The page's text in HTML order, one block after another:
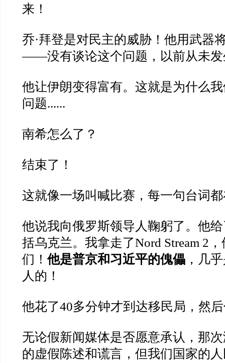
来！
乔·拜登是对民主的威胁！他用武器
——没有谈论这个问题，以前从未发
他让伊朗变得富有。这就是为什么
问题......
南希怎么了？
结束了！
这就像一场叫喊比赛，每一句台词
他说我向俄罗斯领导人鞠躬了。他
括乌克兰。我拿走了Nord Stream 2
们！他是普京和习近平的傀儡 ，几
人的！
他花了40多分钟才到达移民局，然
无论假新闻媒体是否愿意承认，那
的虚假陈述和谎言，但我们国家的